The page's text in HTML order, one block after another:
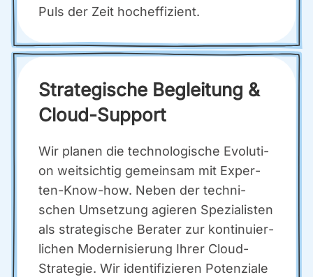
Puls der Zeit hoch­ef­fi­zi­ent.
Stra­te­gi­sche Beglei­tung &
Cloud-Sup­port
Wir pla­nen die tech­no­lo­gi­sche Evo­lu­ti­
on weit­sich­tig gemein­sam mit Exper­
ten-Know-how. Neben der tech­ni­
schen Umset­zung agie­ren Spe­zia­lis­ten
als stra­te­gi­sche Bera­ter zur kon­ti­nu­ier­
li­chen Moder­ni­sie­rung Ihrer Cloud-
Stra­te­gie. Wir iden­ti­fi­zie­ren Poten­zia­le